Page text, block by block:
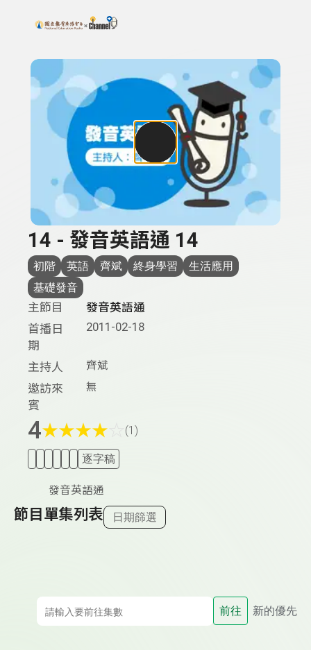
上方功能區塊
搜尋關鍵字：可輸入節目名稱、主持人或關鍵字
14 - 發音英語通 14
初階 英語 齊斌 終身學習
生活應用
基礎發音
主節目
發音英語通
首播日
期
2011-02-18
主持人 齊斌
邀訪來
賓
無
4★★★★ (1)
逐字稿
發音英語通
節目單集列表 日期篩選
前往 新的優先